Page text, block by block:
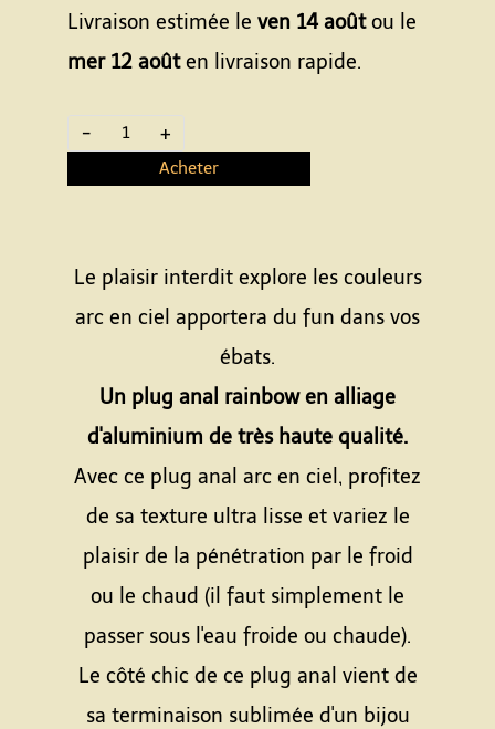
Livraison estimée le ven 14 aoûtou le
mer 12 aoûten livraison rapide.
- +
Acheter
Le plaisir interdit explore les couleurs
arc en ciel apportera du fun dans vos
ébats.
Un plug anal rainbow en alliage
d'aluminium de très haute qualité.
Avec ce plug anal arc en ciel, profitez
de sa texture ultra lisse et variez le
plaisir de la pénétration par le froid
ou le chaud (il faut simplement le
passer sous l'eau froide ou chaude).
Le côté chic de ce plug anal vient de
sa terminaison sublimée d'un bijou